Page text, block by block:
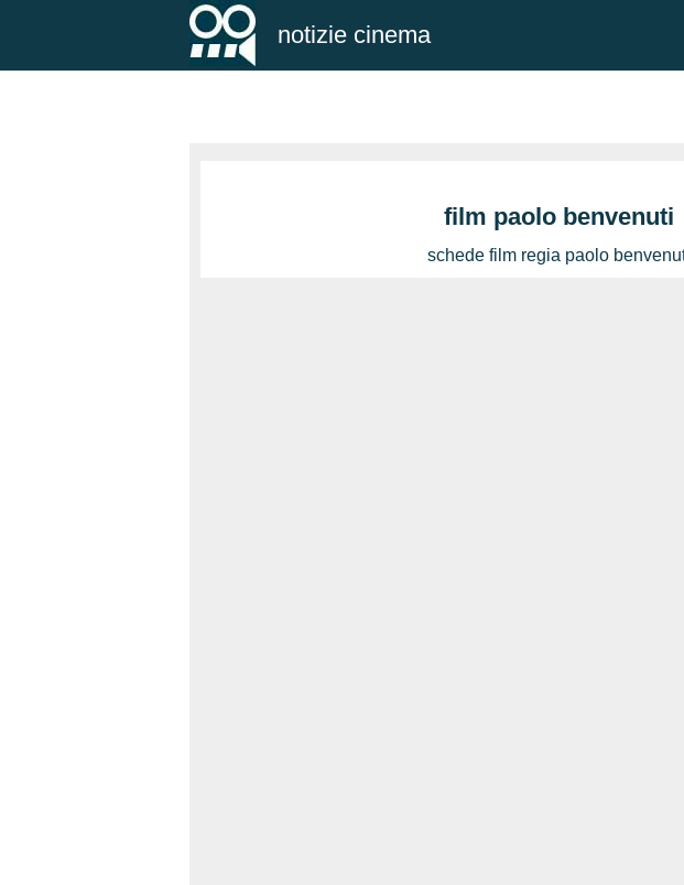
notizie cinema
film paolo benvenuti
schede film regia paolo